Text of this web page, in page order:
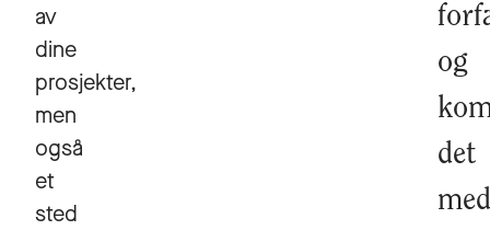
av
dine
prosjekter,
men
også
et
sted
og
det
med